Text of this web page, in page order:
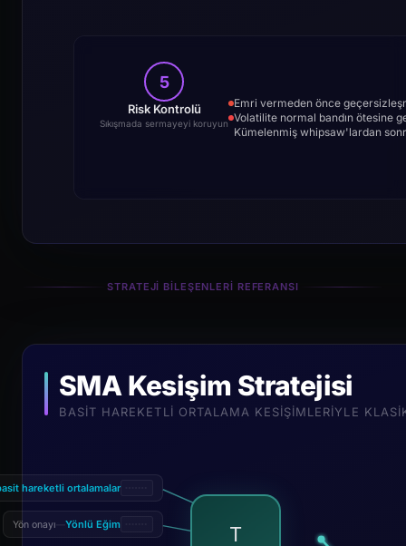
5
Risk Kontrolü
Sıkışmada sermayeyi koruyun
Emri vermeden önce
Volatilite normal bandın ötesine
Kümelenmiş whipsaw'lardan
STRATEJI BILEŞENLERI REFERANSI
SMA Kesişim Stratejisi
BASIT HAREKETLI ORTALAMA KESIŞIMLERIYLE
T
hareketli ortalamalar
Yönlü Eğim
Yön onayı